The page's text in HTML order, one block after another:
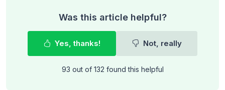
Was this article helpful?
Yes, thanks! Not, really
93 out of 132 found this helpful